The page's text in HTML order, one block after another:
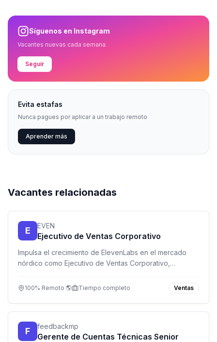
Síguenos en Instagram
Vacantes nuevas cada semana
Seguir
Evita estafas
Nunca pagues por aplicar a un trabajo remoto
Aprender más
Vacantes relacionadas
E EVEN
Ejecutivo de Ventas Corporativo
Impulsa el crecimiento de ElevenLabs en el mercado
nórdico como Ejecutivo de Ventas Corporativo,
cerrando acuerdos de alto impacto.
100% Remoto 🌎 Tiempo completo Ventas
F feedbackmp
Gerente de Cuentas Técnicas Senior